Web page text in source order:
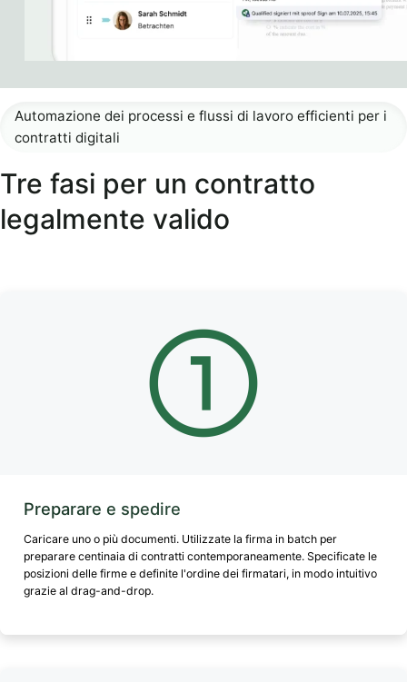
Tre fasi per un contratto
legalmente valido
Automazione dei processi e flussi di lavoro efficienti per i
contratti digitali
Preparare e spedire
Caricare uno o più documenti. Utilizzate la firma in batch per
preparare centinaia di contratti contemporaneamente. Specificate le
posizioni delle firme e definite l'ordine dei firmatari, in modo intuitivo
grazie al drag-and-drop.